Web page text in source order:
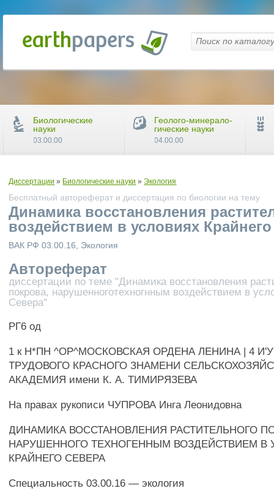
Диссертации » Биологические науки »Экология
Бесплатный автореферат и диссертация по биологии на тему
Динамика восстановления
воздействием в условиях
ВАК РФ 03.00.16, Экология
Автореферат
диссертации по теме "Динамика восстановления
покрова, нарушенноготехногнным воздействием в
Севера"
РГ6 од
1 к Н*ПН ^ОР^МОСКОВСКАЯ ОРДЕНА ЛЕНИНА | 4
ТРУДОВОГО КРАСНОГО ЗНАМЕНИ
АКАДЕМИЯ имени К. А. ТИМИРЯЗЕВА
На правах рукописи ЧУПРОВА Инга Леонидовна
ДИНАМИКА ВОССТАНОВЛЕНИЯ РАСТИТЕЛЬНОГО
НАРУШЕННОГО ТЕХНОГЕННЫМ ВОЗДЕЙСТВИЕМ В
КРАЙНЕГО СЕВЕРА
Специальность 03.00.16 — экология
Биологические
науки
03.00.00
Геолого-минерало-
гические науки
04.00.00